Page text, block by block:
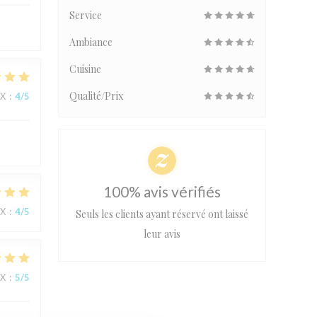
: 4/5
: 4/5
: 5/5
Service
Ambiance
Cuisine
Qualité/Prix
100% avis vérifiés
Seuls les clients ayant réservé ont laissé
leur avis